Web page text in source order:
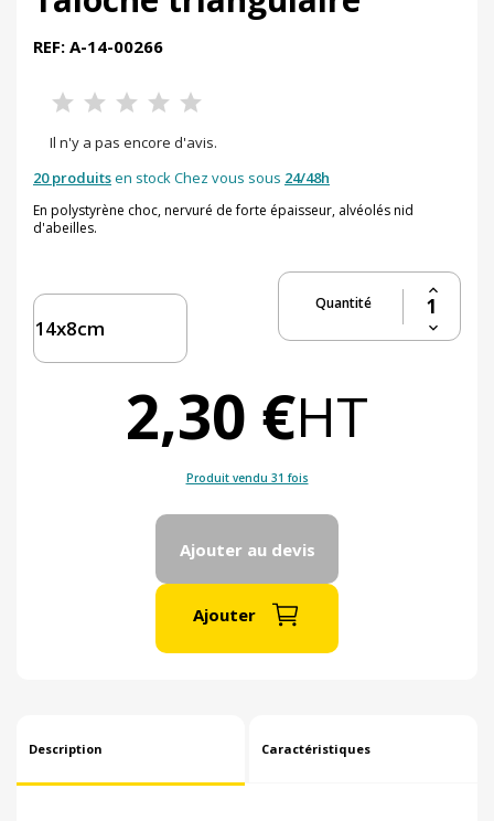
REF: A-14-00266
Il n'y a pas encore d'avis.
20 produitsen stock Chez vous sous 24/48h
En polystyrène choc, nervuré de forte épaisseur, alvéolés nid
d'abeilles.
Quantité
2,30 €HT
Produit vendu 31 fois
Ajouter au devis
Ajouter
Description Caractéristiques